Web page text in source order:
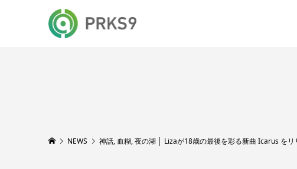
NEWS 神話, 血糊, 夜の湖 │ Lizaが18歳の最後を彩る新曲 Icarus を